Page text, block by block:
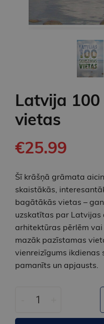
Latvija
vietas
€25.99
Šī krāšņā grāmata
skaistākās,
bagātākās vietas –
uzskatītas par Latvijas
arhitektūras pērlēm
mazāk pazīstamas
vienreizīgums
pamanīts un apjausts.